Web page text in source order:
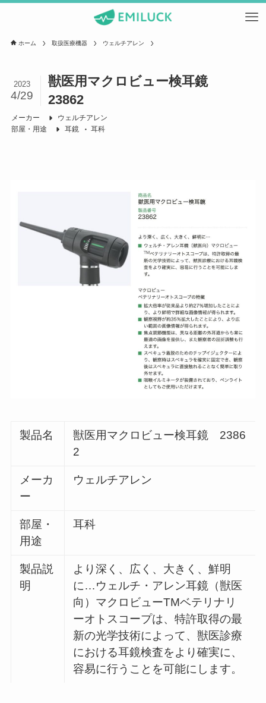
ホーム 取扱医療機器 ウェルチアレン
獣医用マクロビュー検耳鏡
23862
2023
4/29
メーカー
ウェルチアレン
部屋・用途
耳鏡 耳科
製品名
獣医用マクロビュー検耳鏡 2386
2
メーカ
ー
ウェルチアレン
部屋・
用途
耳科
製品説
明
より深く、広く、大きく、鮮明
に…ウェルチ・アレン耳鏡（獣医
向）マクロビューTMベテリナリ
ーオトスコープは、特許取得の最
新の光学技術によって、獣医診療
における耳鏡検査をより確実に、
容易に行うことを可能にします。